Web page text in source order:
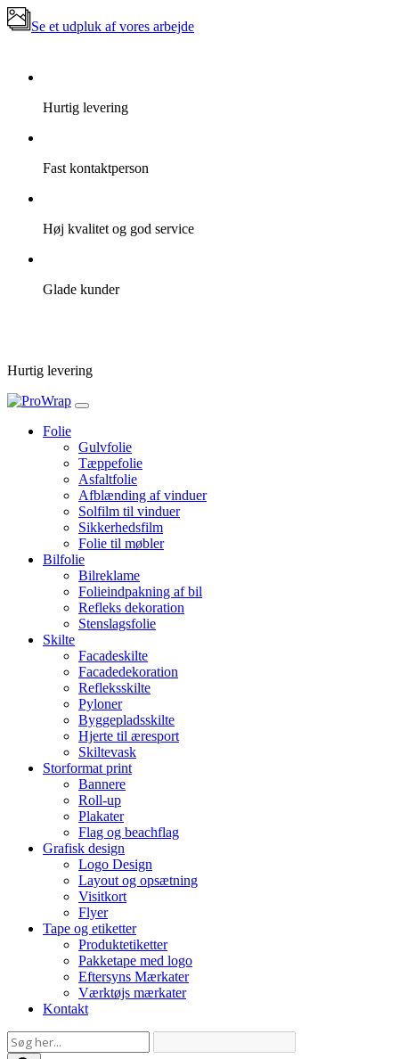
Se et udpluk af vores arbejde
Hurtig levering
Fast kontaktperson
Høj kvalitet og god service
Glade kunder
Hurtig levering
Folie
Gulvfolie
Tæppefolie
Asfaltfolie
Afblænding af vinduer
Solfilm til vinduer
Sikkerhedsfilm
Folie til møbler
Bilfolie
Bilreklame
Folieindpakning af bil
Refleks dekoration
Stenslagsfolie
Skilte
Facadeskilte
Facadedekoration
Refleksskilte
Pyloner
Byggepladsskilte
Hjerte til æresport
Skiltevask
Storformat print
Bannere
Roll-up
Plakater
Flag og beachflag
Grafisk design
Logo Design
Layout og opsætning
Visitkort
Flyer
Tape og etiketter
Produktetiketter
Pakketape med logo
Eftersyns Mærkater
Værktøjs mærkater
Kontakt